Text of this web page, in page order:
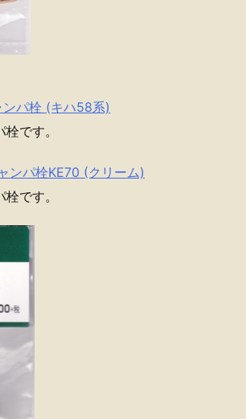
パ栓 (キハ58系)
です。
ンパ栓KE70 (クリーム)
です。